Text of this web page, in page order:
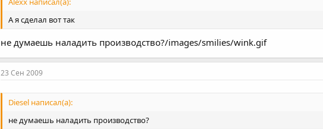
А я сделал вот так
не думаешь наладить производство?/images/smilies/wink.gif
23 Сен 2009
Diesel написал(а):
не думаешь наладить производство?